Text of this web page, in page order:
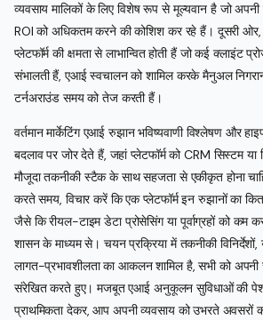
व्यवसाय मालिकों के लिए विशेष रूप से मूल्यवान है जो अपनी
ROI को अधिकतम करने की कोशिश कर रहे हैं। दूसरी ओर,
प्लेटफॉर्म की क्षमता से लाभान्वित होती हैं जो कई क्लाइंट
संभालती हैं, एआई स्वचालन को शामिल करके मैनुअल
टर्नअराउंड समय को तेज करती हैं।
वर्तमान मार्केटिंग एआई रुझान भविष्यवाणी विश्लेषण और
बदलाव पर जोर देते हैं, जहां प्लेटफॉर्म को CRM सिस्टम
मौजूदा तकनीकी स्टैक के साथ सहजता से एकीकृत होना
करते समय, विचार करें कि एक प्लेटफॉर्म इन रुझानों का
जैसे कि रीयल-टाइम डेटा प्रोसेसिंग या पूर्वाग्रहों को
शासन के माध्यम से। चयन प्रक्रिया में तकनीकी
लागत-प्रभावशीलता का आकलन शामिल है, सभी को अपनी
संरेखित करते हुए। मजबूत एआई अनुकूलन सुविधाओं की
प्राथमिकता देकर, आप अपनी व्यवसाय को उभरते अवसरों